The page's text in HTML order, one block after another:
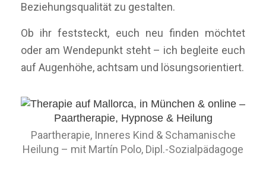
Beziehungsqualität zu gestalten.
Ob ihr feststeckt, euch neu finden möchtet
oder am Wendepunkt steht – ich begleite euch
auf Augenhöhe, achtsam und lösungsorientiert.
Paartherapie, Inneres Kind & Schamanische
Heilung – mit Martín Polo, Dipl.-Sozialpädagoge